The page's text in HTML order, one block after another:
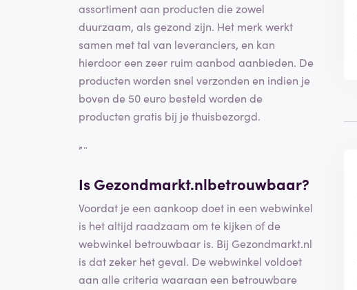
assortiment aan producten die zowel
duurzaam, als gezond zijn. Het merk werkt
samen met tal van leveranciers, en kan
hierdoor een zeer ruim aanbod aanbieden. De
producten worden snel verzonden en indien je
boven de 50 euro besteld worden de
producten gratis bij je thuisbezorgd.
”¨
Is Gezondmarkt.nlbetrouwbaar?
Voordat je een aankoop doet in een webwinkel
is het altijd raadzaam om te kijken of de
webwinkel betrouwbaar is. Bij Gezondmarkt.nl
is dat zeker het geval. De webwinkel voldoet
aan alle criteria waaraan een betrouwbare